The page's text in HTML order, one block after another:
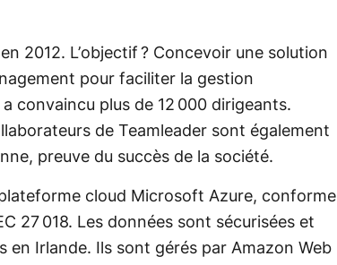
2012. L’objectif ? Concevoir une solution
pour faciliter la gestion
convaincu plus de 12 000 dirigeants.
de Teamleader sont également
preuve du succès de la société.
cloud Microsoft Azure, conforme
27 018. Les données sont sécurisées et
en Irlande. Ils sont gérés par Amazon Web